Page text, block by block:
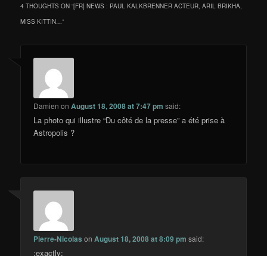
4 THOUGHTS ON “[FR] NEWS : PAUL KALKBRENNER ACTEUR, ARIL BRIKHA,
MISS KITTIN…”
Damien onAugust 18, 2008 at 7:47 pm said:
La photo qui illustre “Du côté de la presse” a été prise à
Astropolis ?
Pierre-Nicolas on August 18, 2008 at 8:09 pm said:
:exactly: